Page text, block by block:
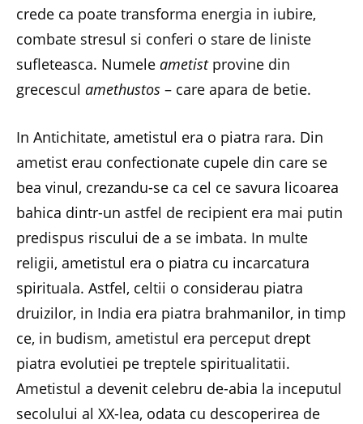
crede ca poate transforma energia in iubire,
combate stresul si conferi o stare de liniste
sufleteasca. Numele ametistprovine din
grecescul amethustos – care apara de betie.
In Antichitate, ametistul era o piatra rara. Din
ametist erau confectionate cupele din care se
bea vinul, crezandu-se ca cel ce savura licoarea
bahica dintr-un astfel de recipient era mai putin
predispus riscului de a se imbata. In multe
religii, ametistul era o piatra cu incarcatura
spirituala. Astfel, celtii o considerau piatra
druizilor, in India era piatra brahmanilor, in timp
ce, in budism, ametistul era perceput drept
piatra evolutiei pe treptele spiritualitatii.
Ametistul a devenit celebru de-abia la inceputul
secolului al XX-lea, odata cu descoperirea de